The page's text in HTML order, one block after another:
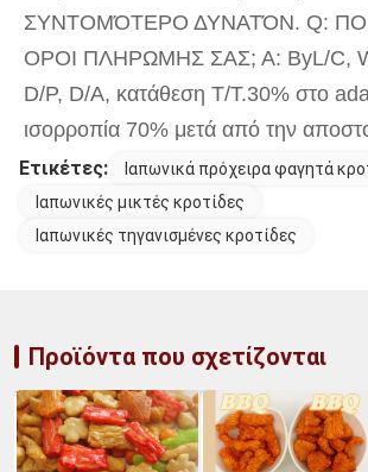
ΣΥΝΤΟΜΌΤΕΡΟ ΔΥΝΑΤΌΝ. Q:
ΟΡΟΙ ΠΛΗΡΩΜΗΣ ΣΑΣ; Α: ByL/C,
D/P, D/A, κατάθεση T/T.30% στο
ισορροπία 70% μετά από την
Ετικέτες:
Ιαπωνικά πρόχειρα φαγητά
Ιαπωνικές μικτές κροτίδες
Ιαπωνικές τηγανισμένες κροτίδες
Προϊόντα που σχετίζονται